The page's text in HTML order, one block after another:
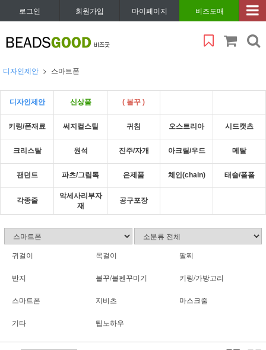
로그인 회원가입 마이페이지 비즈도매
디자인제안 스마트폰
디자인제안 신상품 ( 볼꾸 )
키링/폰재료 써지컬스틸 귀침 오스트리아 시드캣츠
크리스탈 원석 진주/자개 아크릴/우드 메탈
팬던트 파츠/그립톡 은제품 체인(chain) 태슬/폼폼
각종줄
악세사리부자
재
공구포장
귀걸이 목걸이 팔찌
반지 볼꾸/볼펜꾸미기 키링/가방고리
스마트폰 지비츠 마스크줄
기타 팁노하우